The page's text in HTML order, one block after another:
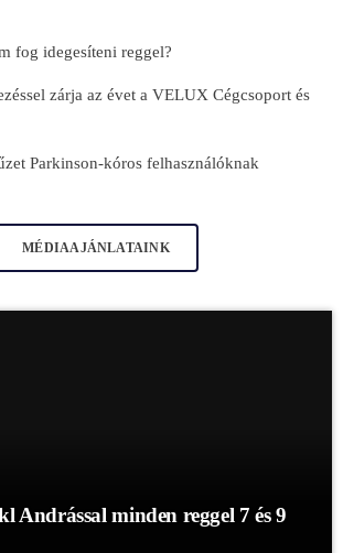
fog idegesíteni reggel?
zárja az évet a VELUX Cégcsoport és
Parkinson-kóros felhasználóknak
MÉDIAAJÁNLATAINK
Andrással minden reggel 7 és 9